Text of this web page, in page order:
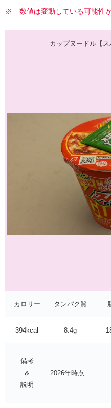
※ 数値は変動している可能性が
カップヌードル【ス
カロリー タンパク質
394kcal 8.4g
備考
＆
説明
2026年時点